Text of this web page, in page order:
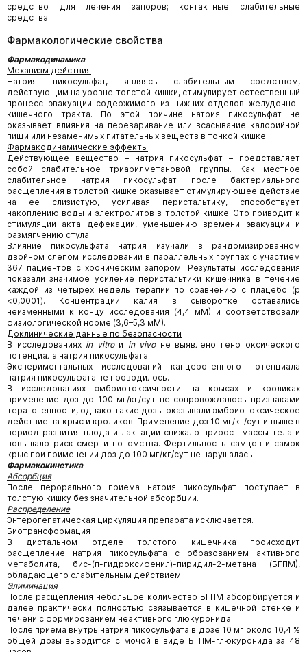
средство для лечения запоров; контактные слабительные
средства.
Фармакологические свойства
Фармакодинамика
Механизм действия
Натрия пикосульфат, являясь слабительным средством,
действующим на уровне толстой кишки, стимулирует естественный
процесс эвакуации содержимого из нижних отделов желудочно-
кишечного тракта. По этой причине натрия пикосульфат не
оказывает влияния на переваривание или всасывание калорийной
пищи или незаменимых питательных веществ в тонкой кишке.
Фармакодинамические эффекты
Действующее вещество – натрия пикосульфат – представляет
собой слабительное триарилметановой группы. Как местное
слабительное натрия пикосульфат после бактериального
расщепления в толстой кишке оказывает стимулирующее действие
на ее слизистую, усиливая перистальтику, способствует
накоплению воды и электролитов в толстой кишке. Это приводит к
стимуляции акта дефекации, уменьшению времени эвакуации и
размягчению стула.
Влияние пикосульфата натрия изучали в рандомизированном
двойном слепом исследовании в параллельных группах с участием
367 пациентов с хроническим запором. Результаты исследования
показали значимое усиление перистальтики кишечника в течение
каждой из четырех недель терапии по сравнению с плацебо (p
<0,0001). Концентрации калия в сыворотке оставались
неизменными к концу исследования (4,4 мМ) и соответствовали
физиологической норме (3,6–5,3 мМ).
Доклинические данные по безопасности
В исследованиях in vitroи in vivoне выявлено генотоксического
потенциала натрия пикосульфата.
Экспериментальных исследований канцерогенного потенциала
натрия пикосульфата не проводилось.
В исследованиях эмбриотоксичности на крысах и кроликах
применение доз до 100 мг/кг/сут не сопровождалось признаками
тератогенности, однако такие дозы оказывали эмбриотоксическое
действие на крыс и кроликов. Применение доз 10 мг/кг/сут и выше в
период развития плода и лактации снижало прирост массы тела и
повышало риск смерти потомства. Фертильность самцов и самок
крыс при применении доз до 100 мг/кг/сут не нарушалась.
Фармакокинетика
Абсорбция
После перорального приема натрия пикосульфат поступает в
толстую кишку без значительной абсорбции.
Распределение
Энтерогепатическая циркуляция препарата исключается.
Биотрансформация
В дистальном отделе толстого кишечника происходит
расщепление натрия пикосульфата с образованием активного
метаболита, бис-(п-гидроксифенил)-пиридил-2-метана (БГПМ),
обладающего слабительным действием.
Элиминация
После расщепления небольшое количество БГПМ абсорбируется и
далее практически полностью связывается в кишечной стенке и
печени с формированием неактивного глюкуронида.
После приема внутрь натрия пикосульфата в дозе 10 мг около 10,4 %
общей дозы выводится с мочой в виде БГПМ-глюкуронида за 48